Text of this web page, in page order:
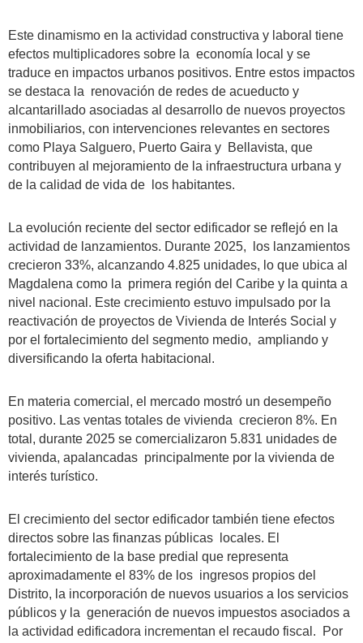
Este dinamismo en la actividad constructiva y laboral tiene
efectos multiplicadores sobre la economía local y se
traduce en impactos urbanos positivos. Entre estos impactos
se destaca la renovación de redes de acueducto y
alcantarillado asociadas al desarrollo de nuevos proyectos
inmobiliarios, con intervenciones relevantes en sectores
como Playa Salguero, Puerto Gaira y Bellavista, que
contribuyen al mejoramiento de la infraestructura urbana y
de la calidad de vida de los habitantes.
La evolución reciente del sector edificador se reflejó en la
actividad de lanzamientos. Durante 2025, los lanzamientos
crecieron 33%, alcanzando 4.825 unidades, lo que ubica al
Magdalena como la primera región del Caribe y la quinta a
nivel nacional. Este crecimiento estuvo impulsado por la
reactivación de proyectos de Vivienda de Interés Social y
por el fortalecimiento del segmento medio, ampliando y
diversificando la oferta habitacional.
En materia comercial, el mercado mostró un desempeño
positivo. Las ventas totales de vivienda crecieron 8%. En
total, durante 2025 se comercializaron 5.831 unidades de
vivienda, apalancadas principalmente por la vivienda de
interés turístico.
El crecimiento del sector edificador también tiene efectos
directos sobre las finanzas públicas locales. El
fortalecimiento de la base predial que representa
aproximadamente el 83% de los ingresos propios del
Distrito, la incorporación de nuevos usuarios a los servicios
públicos y la generación de nuevos impuestos asociados a
la actividad edificadora incrementan el recaudo fiscal. Por